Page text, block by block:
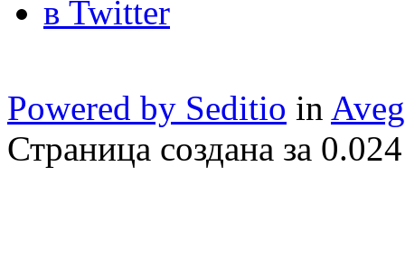
Powered by Seditio in
Страница создана за